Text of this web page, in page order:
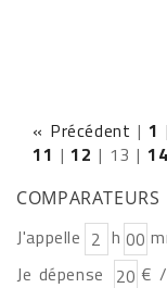
« Précédent | 1 |
11 |12 | 13 |14
COMPARATEURS
J'appelle h
Je dépense
€